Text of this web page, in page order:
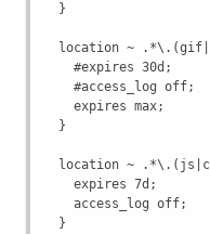
  }
location ~
    #expires 30d;
    #access_log off;
    expires max;
  }
location ~
    expires 7d;
    access_log off;
  }